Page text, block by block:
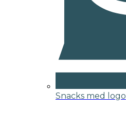
Snacks med logo